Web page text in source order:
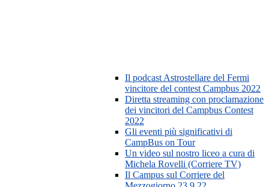
Il podcast Astrostellare del Fermi
vincitore del contest Campbus 2022
Diretta streaming con proclamazione
dei vincitori del Campbus Contest
2022
Gli eventi più significativi di
CampBus on Tour
Un video sul nostro liceo a cura di
Michela Rovelli (Corriere TV)
Il Campus sul Corriere del